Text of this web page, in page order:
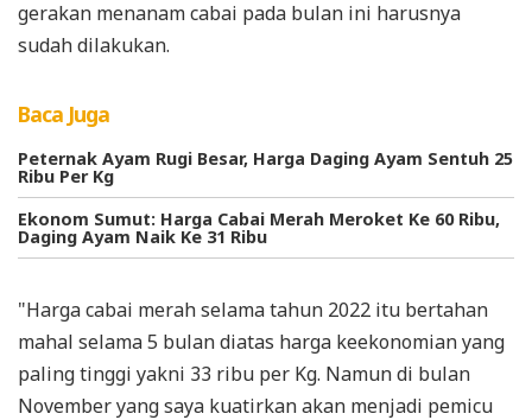
gerakan menanam cabai pada bulan ini harusnya
sudah dilakukan.
Baca Juga
Peternak Ayam Rugi Besar, Harga Daging Ayam Sentuh 25
Ribu Per Kg
Ekonom Sumut: Harga Cabai Merah Meroket Ke 60 Ribu,
Daging Ayam Naik Ke 31 Ribu
"Harga cabai merah selama tahun 2022 itu bertahan
mahal selama 5 bulan diatas harga keekonomian yang
paling tinggi yakni 33 ribu per Kg. Namun di bulan
November yang saya kuatirkan akan menjadi pemicu